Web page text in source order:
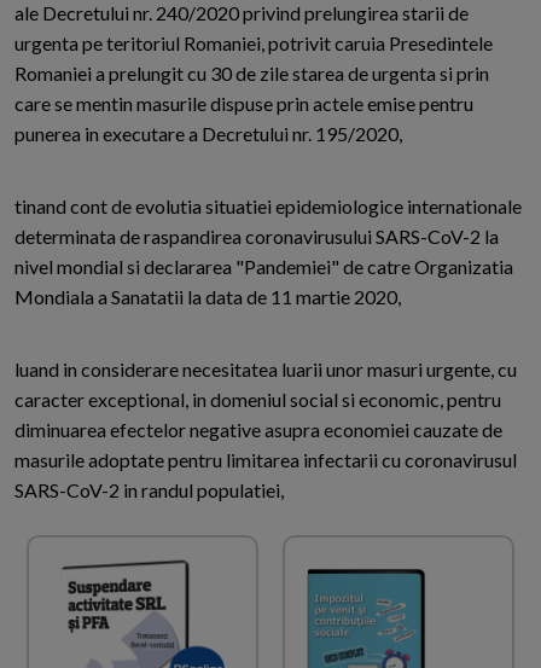
ale Decretului nr. 240/2020 privind prelungirea starii de
urgenta pe teritoriul Romaniei, potrivit caruia Presedintele
Romaniei a prelungit cu 30 de zile starea de urgenta si prin
care se mentin masurile dispuse prin actele emise pentru
punerea in executare a Decretului nr. 195/2020,
tinand cont de evolutia situatiei epidemiologice internationale
determinata de raspandirea coronavirusului SARS-CoV-2 la
nivel mondial si declararea "Pandemiei" de catre Organizatia
Mondiala a Sanatatii la data de 11 martie 2020,
luand in considerare necesitatea luarii unor masuri urgente, cu
caracter exceptional, in domeniul social si economic, pentru
diminuarea efectelor negative asupra economiei cauzate de
masurile adoptate pentru limitarea infectarii cu coronavirusul
SARS-CoV-2 in randul populatiei,